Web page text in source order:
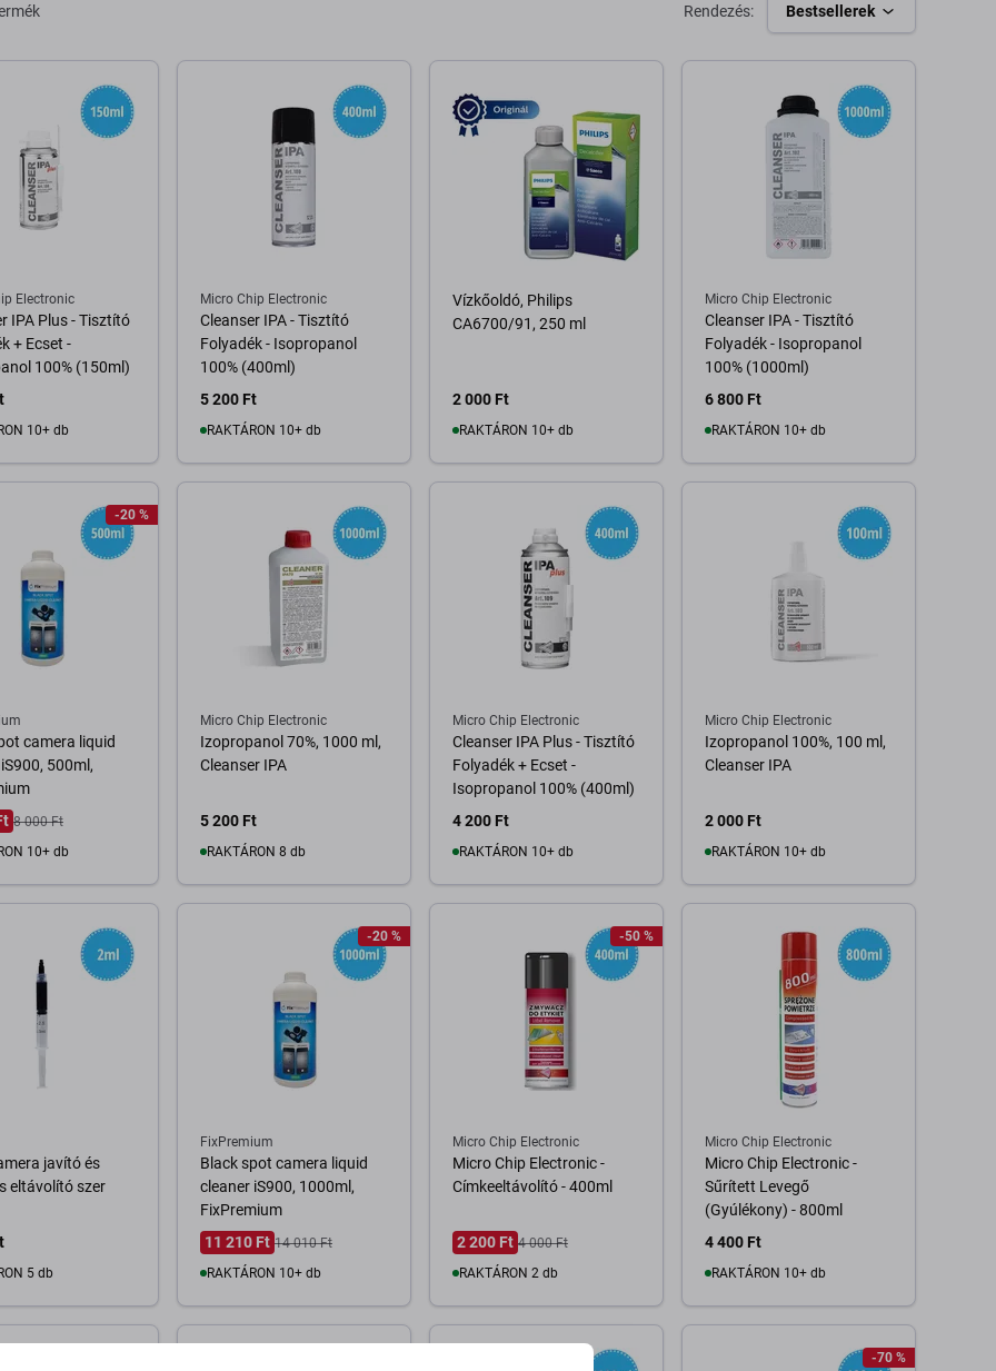
Rendezés: Bestsellerek
Electronic
IPA Plus - Tisztító
+ Ecset -
100% (150ml)
10+ db
Micro Chip Electronic
Cleanser IPA - Tisztító
Folyadék - Isopropanol
100% (400ml)
5 200 Ft
RAKTÁRON 10+ db
Vízkőoldó, Philips
CA6700/91, 250 ml
2 000 Ft
RAKTÁRON 10+ db
Micro Chip Electronic
Cleanser IPA - Tisztító
Folyadék - Isopropanol
100% (1000ml)
6 800 Ft
RAKTÁRON 10+ db
-20 %
camera liquid
500ml,
8 000 Ft
10+ db
Micro Chip Electronic
Izopropanol 70%, 1000 ml,
Cleanser IPA
5 200 Ft
RAKTÁRON 8 db
Micro Chip Electronic
Cleanser IPA Plus - Tisztító
Folyadék + Ecset -
Isopropanol 100% (400ml)
4 200 Ft
RAKTÁRON 10+ db
Micro Chip Electronic
Izopropanol 100%, 100 ml,
Cleanser IPA
2 000 Ft
RAKTÁRON 10+ db
javító és
eltávolító szer
5 db
-20 %
FixPremium
Black spot camera liquid
cleaner iS900, 1000ml,
FixPremium
11 210 Ft 14 010 Ft
RAKTÁRON 10+ db
-50 %
Micro Chip Electronic
Micro Chip Electronic -
Címkeeltávolító - 400ml
2 200 Ft 4 000 Ft
RAKTÁRON 2 db
Micro Chip Electronic
Micro Chip Electronic -
Sűrített Levegő
(Gyúlékony) - 800ml
4 400 Ft
RAKTÁRON 10+ db
-70 %